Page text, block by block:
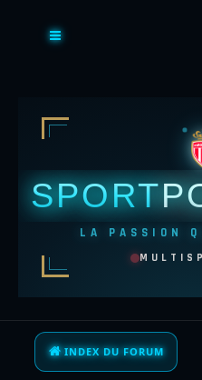
SPORT
LA PASSION
INDEX DU FORUM